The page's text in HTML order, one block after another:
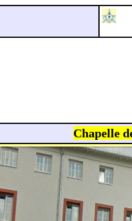
Chapelle